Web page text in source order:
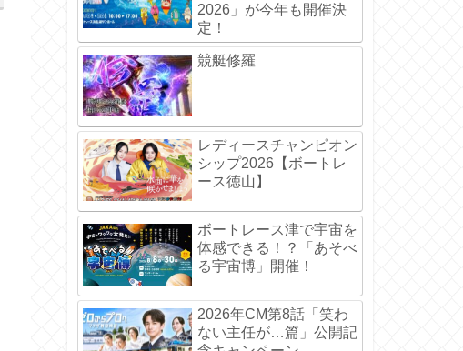
2026」が今年も開催決
定！
競艇修羅
レディースチャンピオン
シップ2026【ボートレ
ース徳山】
ボートレース津で宇宙を
体感できる！？「あそべ
る宇宙博」開催！
2026年CM第8話「笑わ
ない主任が…篇」公開記